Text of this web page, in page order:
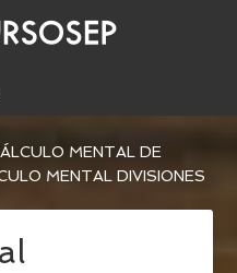
MENTAL DE
MENTAL DIVISIONES